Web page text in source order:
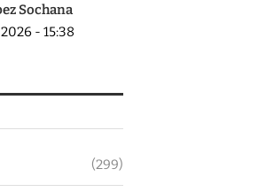
Sochana
- 15:38
(299)